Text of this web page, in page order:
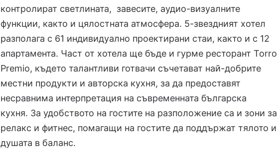
контролират светлината, завесите, аудио-визуалните
функции, както и цялостната атмосфера. 5-звездният хотел
разполага с 61 индивидуално проектирани стаи, както и с 12
апартамента. Част от хотела ще бъде и гурме ресторант Torro
Premio, където талантливи готвачи съчетават най-добрите
местни продукти и авторска кухня, за да предоставят
несравнима интерпретация на съвременната българска
кухня. За удобството на гостите на разположение са и зони за
релакс и фитнес, помагащи на гостите да поддържат тялото и
душата в баланс.